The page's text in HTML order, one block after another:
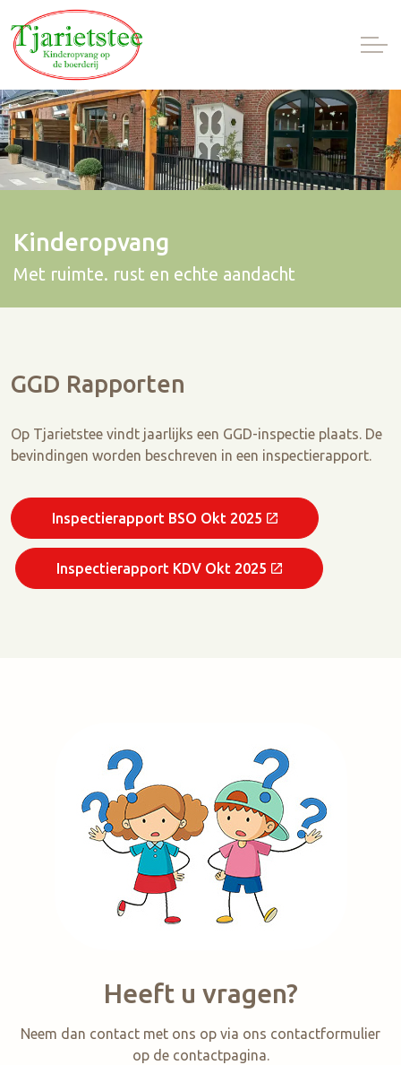
Kinderopvang
Met ruimte. rust en echte aandacht
GGD Rapporten
Op Tjarietstee vindt jaarlijks een GGD-inspectie plaats. De
bevindingen worden beschreven in een inspectierapport.
Inspectierapport BSO Okt 2025
Inspectierapport KDV Okt 2025
Heeft u vragen?
Neem dan contact met ons op via ons contactformulier
op de contactpagina.